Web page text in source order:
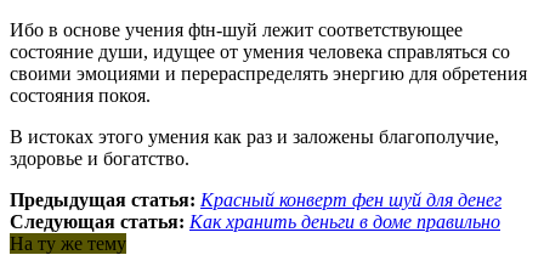
Ибо в основе учения фtн-шуй лежит соответствующее
состояние души, идущее от умения человека справляться со
своими эмоциями и перераспределять энергию для обретения
состояния покоя.
В истоках этого умения как раз и заложены благополучие,
здоровье и богатство.
Предыдущая статья: Красный конверт фен шуй для денег
Следующая статья: Как хранить деньги в доме правильно
На ту же тему